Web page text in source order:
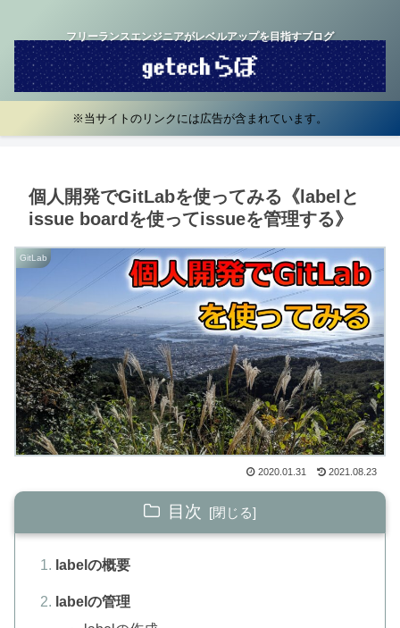
フリーランスエンジニアがレベルアップを目指すブログ
※当サイトのリンクには広告が含まれています。
個人開発でGitLabを使ってみる《labelと
issue boardを使ってissueを管理する》
GitLab
2020.01.31 2021.08.23
目次
labelの概要
labelの管理